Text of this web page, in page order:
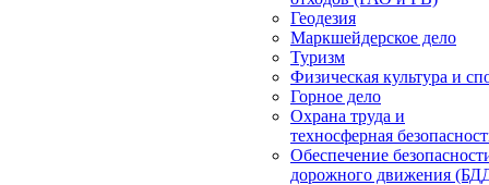
Геодезия
Маркшейдерское дело
Туризм
Физическая культура и
Горное дело
Охрана труда и
техносферная
Обеспечение
дорожного движения